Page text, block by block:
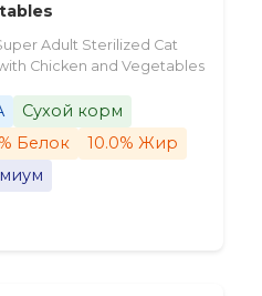
Adult Sterilized Cat
Chicken and Vegetables
Сухой корм
Белок
10.0% Жир